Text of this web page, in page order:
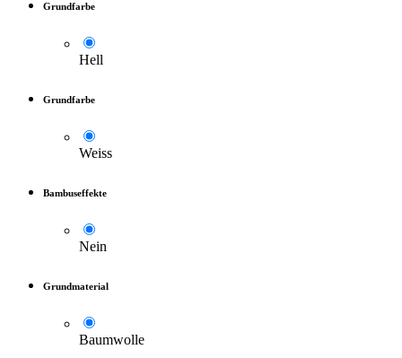
Grundfarbe
Hell
Grundfarbe
Weiss
Bambuseffekte
Nein
Grundmaterial
Baumwolle